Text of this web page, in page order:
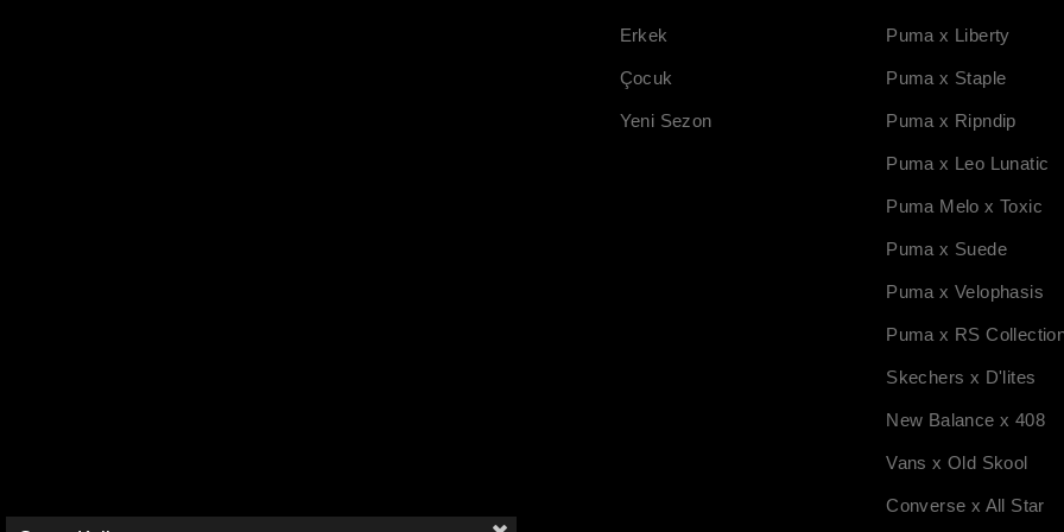
Erkek
Çocuk
Yeni Sezon
Puma x Liberty
Puma x Staple
Puma x Ripndip
Puma x Leo Lunatic
Puma Melo x Toxic
Puma x Suede
Puma x Velophasis
Puma x RS
Skechers x D'lites
New Balance x 408
Vans x Old Skool
Converse x All Star